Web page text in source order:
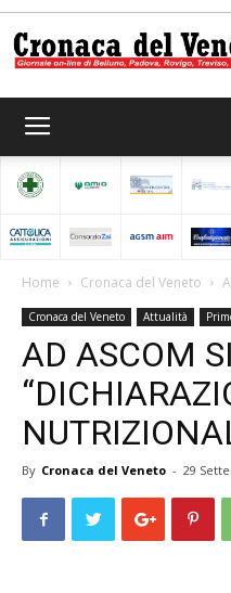
Home Cronaca del Veneto
Cronaca del Veneto Attualità
AD ASCOM
By Cronaca del Veneto - 29